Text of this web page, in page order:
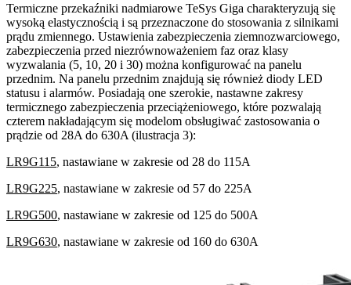
Termiczne przekaźniki nadmiarowe TeSys Giga charakteryzują się
wysoką elastycznością i są przeznaczone do stosowania z silnikami
prądu zmiennego. Ustawienia zabezpieczenia ziemnozwarciowego,
zabezpieczenia przed niezrównoważeniem faz oraz klasy
wyzwalania (5, 10, 20 i 30) można konfigurować na panelu
przednim. Na panelu przednim znajdują się również diody LED
statusu i alarmów. Posiadają one szerokie, nastawne zakresy
termicznego zabezpieczenia przeciążeniowego, które pozwalają
czterem nakładającym się modelom obsługiwać zastosowania o
prądzie od 28A do 630A (ilustracja 3):
LR9G115, nastawiane w zakresie od 28 do 115A
LR9G225, nastawiane w zakresie od 57 do 225A
LR9G500, nastawiane w zakresie od 125 do 500A
LR9G630, nastawiane w zakresie od 160 do 630A